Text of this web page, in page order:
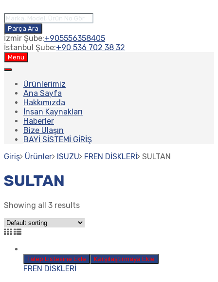
Products
search
Parça Ara
İzmir Şube:+905556358405
İstanbul Şube:+90 536 702 38 32
Skip
to
Menu
Ürünlerimiz
Ana Sayfa
Hakkımızda
İnsan Kaynakları
Haberler
Bize Ulaşın
BAYİ SİSTEMİ GİRİŞ
Giriş Ürünler ISUZU FREN DİSKLERİ SULTAN
SULTAN
Showing all 3 results
Talep Listesine Ekle Karşılaştırmaya Ekle
FREN DİSKLERİ